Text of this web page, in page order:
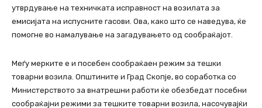
утврдување на техничката исправност на возилата за
емисијата на испусните гасови. Ова, како што се наведува, ќе
помогне во намалување на загадувањето од сообраќајот.
Меѓу мерките е и посебен сообраќаен режим за тешки
товарни возила. Општините и Град Скопје, во соработка со
Министерството за внатрешни работи ќе обезбедат посебни
сообраќајни режими за тешките товарни возила, насочувајќи